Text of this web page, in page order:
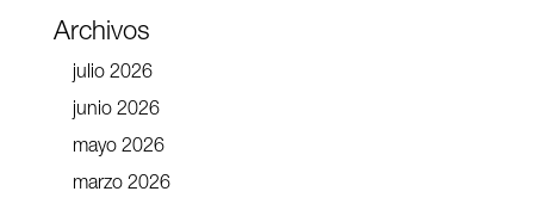
Archivos
julio 2026
junio 2026
mayo 2026
marzo 2026